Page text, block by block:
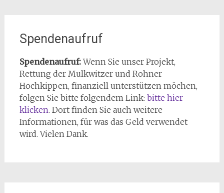
Spendenaufruf
Spendenaufruf:Wenn Sie unser Projekt,
Rettung der Mulkwitzer und Rohner
Hochkippen, finanziell unterstützen möchen,
folgen Sie bitte folgendem Link: bitte hier
klicken. Dort finden Sie auch weitere
Informationen, für was das Geld verwendet
wird. Vielen Dank.